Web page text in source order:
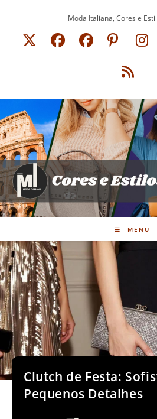
Moda Italiana, Cores e
MENU
Clutch de Festa:
Pequenos Detalhes